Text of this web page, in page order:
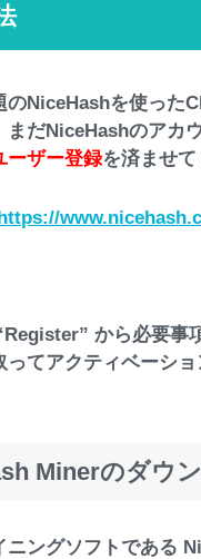
のNiceHashを使った
まだNiceHashのアカ
ーザー登録を済ませて
から必要事
てアクティベーショ
Minerのダウ
ニングソフトである